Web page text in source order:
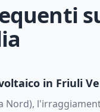
in Friuli
Nord),